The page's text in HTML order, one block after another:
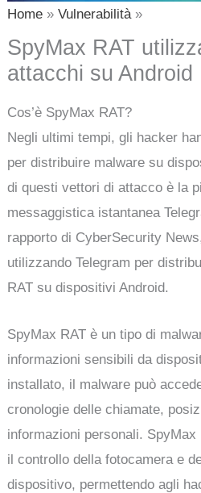
Home Vulnerabilità
SpyMax RAT
attacchi su Android
Cos’è SpyMax RAT?
Negli ultimi tempi, gli hacker
per distribuire malware su
di questi vettori di attacco è la
messaggistica istantanea
rapporto di CyberSecurity
utilizzando Telegram per
RAT su dispositivi Android.
SpyMax RAT è un tipo di
informazioni sensibili da
installato, il malware può
cronologie delle chiamate,
informazioni personali. SpyMax
il controllo della fotocamera e
dispositivo, permettendo agli